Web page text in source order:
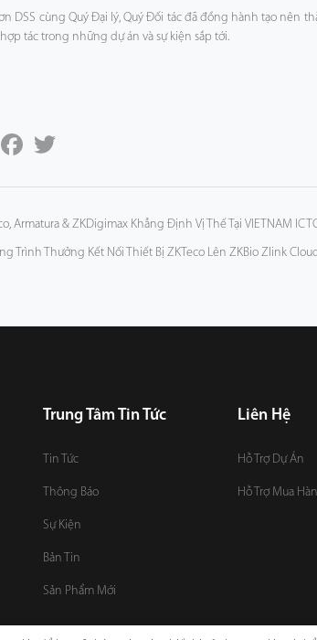
DSS cùng Quý Đại lý, Quý Đối tác đã đồng hành tạo nên
tác trong những dự án và sự kiện sắp tới.
LinkedInFacebook
Armatura & ZKDigimax Khẳng Định Vị Thế Tại VIETNAM
Trình Thưởng Kết Nối Thiết Bị ZKTeco Lên ZKBio Zlink Cloud
Trung Tâm Tin Tức
Tin Tức
Thông Báo
Sự Kiện
Bản Tin
Sản Phẩm Mới
Liên Hệ
Hỗ Trợ Dự Án
Hỗ Trợ Mua